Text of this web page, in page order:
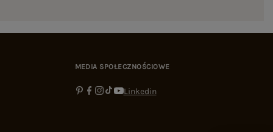
MEDIA SPOŁECZNOŚCIOWE
Linkedin